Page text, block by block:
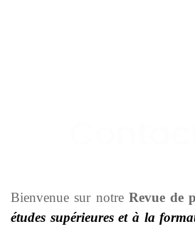
Bienvenue sur notre Revue de
études supérieures et à la